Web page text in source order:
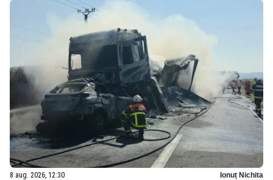
8 aug. 2026, 12:30 Ionuț Nichita